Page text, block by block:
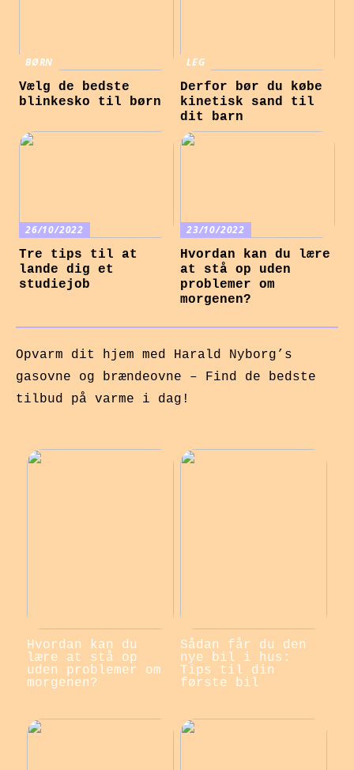
BØRN
Vælg de bedste
blinkesko til børn
LEG
Derfor bør du købe
kinetisk sand til
dit barn
26/10/2022
Tre tips til at
lande dig et
studiejob
23/10/2022
Hvordan kan du lære
at stå op uden
problemer om
morgenen?
Opvarm dit hjem med Harald Nyborg’s
gasovne og brændeovne – Find de bedste
tilbud på varme i dag!
Hvordan kan du
lære at stå op
uden problemer om
morgenen?
Sådan får du den
nye bil i hus:
Tips til din
første bil